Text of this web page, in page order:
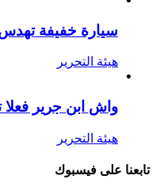
سيارة خفيفة
هيئة التحرير
واش ابن جرير
هيئة التحرير
تابعنا على فيسبوك